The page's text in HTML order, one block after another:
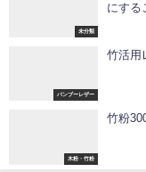
未分類
にする
バンブーレザー
竹活用
木粉・竹粉
竹粉